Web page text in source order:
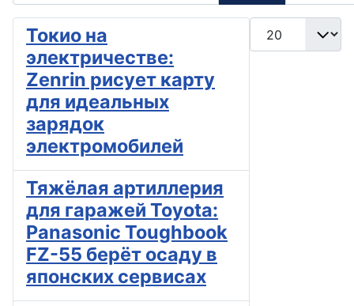
Кол-во строк:
Токио на
электричестве:
Zenrin рисует карту
для идеальных
зарядок
электромобилей
Тяжёлая артиллерия
для гаражей Toyota:
Panasonic Toughbook
FZ-55 берёт осаду в
японских сервисах